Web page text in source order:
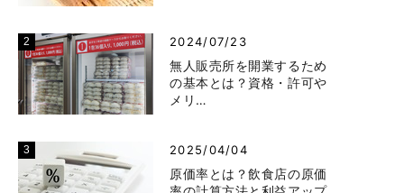
2024/07/23
無人販売所を開業するため
の基本とは？資格・許可や
メリ…
2025/04/04
原価率とは？飲食店の原価